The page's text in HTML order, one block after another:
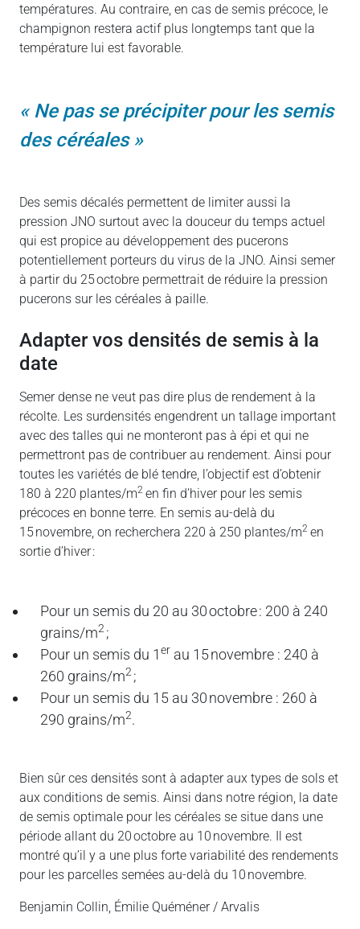
températures. Au contraire, en cas de semis précoce, le
champignon restera actif plus longtemps tant que la
température lui est favorable.
Ne pas se précipiter pour les semis
des céréales
Des semis décalés permettent de limiter aussi la
pression JNO surtout avec la douceur du temps actuel
qui est propice au développement des pucerons
potentiellement porteurs du virus de la JNO. Ainsi semer
à partir du 25 octobre permettrait de réduire la pression
pucerons sur les céréales à paille.
adapter vos densités de semis à la
date
Semer dense ne veut pas dire plus de rendement à la
récolte. Les surdensités engendrent un tallage important
avec des talles qui ne monteront pas à épi et qui ne
permettront pas de contribuer au rendement. Ainsi pour
toutes les variétés de blé tendre, l’objectif est d’obtenir
180 à 220 plantes/m2 en fin d’hiver pour les semis
précoces en bonne terre. En semis au-delà du
15 novembre, on recherchera 220 à 250 plantes/m2 en
sortie d’hiver :
Pour un semis du 20 au 30 octobre : 200 à 240
grains/m2 ;
Pour un semis du 1 er au 15 novembre : 240 à
260 grains/m2 ;
Pour un semis du 15 au 30 novembre : 260 à
290 grains/m2.
Bien sûr ces densités sont à adapter aux types de sols et
aux conditions de semis. Ainsi dans notre région, la date
de semis optimale pour les céréales se situe dans une
période allant du 20 octobre au 10 novembre. Il est
montré qu’il y a une plus forte variabilité des rendements
pour les parcelles semées au-delà du 10 novembre.
Benjamin Collin, Émilie Quéméner / Arvalis